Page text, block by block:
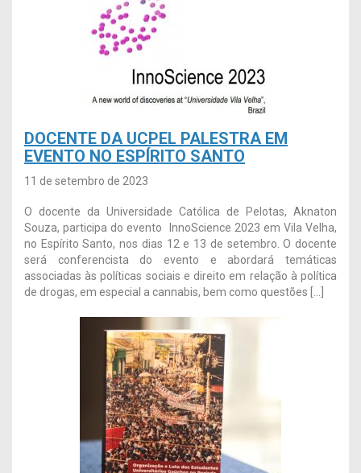
DOCENTE DA UCPEL PALESTRA EM
EVENTO NO ESPÍRITO SANTO
11 de setembro de 2023
O docente da Universidade Católica de Pelotas, Aknaton
Souza, participa do evento InnoScience 2023 em Vila Velha,
no Espírito Santo, nos dias 12 e 13 de setembro. O docente
será conferencista do evento e abordará temáticas
associadas às políticas sociais e direito em relação à política
de drogas, em especial a cannabis, bem como questões […]